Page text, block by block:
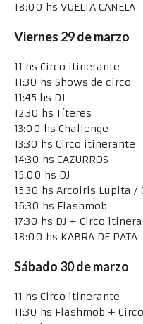
18:00 hs VUELTA CANELA
Viernes 29 de marzo
11 hs Circo itinerante
11:30 hs Shows de circo
11:45 hs DJ
12:30 hs Títeres
13:00 hs Challenge
13:30 hs Circo itinerante
14:30 hs CAZURROS
15:00 hs DJ
15:30 hs Arcoiris Lupita
16:30 hs Flashmob
17:30 hs DJ + Circo
18:00 hs KABRA DE PATA
Sábado 30 de marzo
11 hs Circo itinerante
11:30 hs Flashmob +